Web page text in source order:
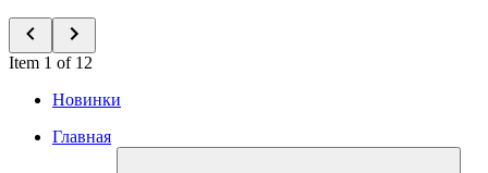
Item 1 of 12
Новинки
Главная